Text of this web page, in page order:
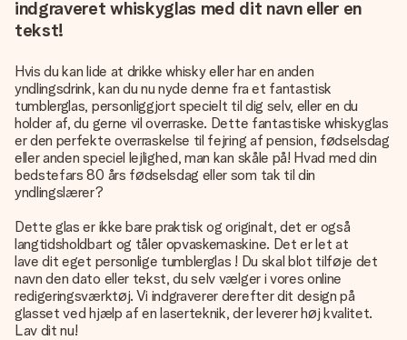
indgraveret whiskyglas med dit navn eller en
tekst!
Hvis du kan lide at drikke whisky eller har en anden
yndlingsdrink, kan du nu nyde denne fra et fantastisk
tumblerglas, personliggjort specielt til dig selv, eller en du
holder af, du gerne vil overraske. Dette fantastiske whiskyglas
er den perfekte overraskelse til fejring af pension, fødselsdag
eller anden speciel lejlighed, man kan skåle på! Hvad med din
bedstefars 80 års fødselsdag eller som tak til din
yndlingslærer?
Dette glas er ikke bare praktisk og originalt, det er også
langtidsholdbart og tåler opvaskemaskine. Det er let at
lave dit eget personlige tumblerglas ! Du skal blot tilføje det
navn den dato eller tekst, du selv vælger i vores online
redigeringsværktøj. Vi indgraverer derefter dit design på
glasset ved hjælp af en laserteknik, der leverer høj kvalitet.
Lav dit nu!